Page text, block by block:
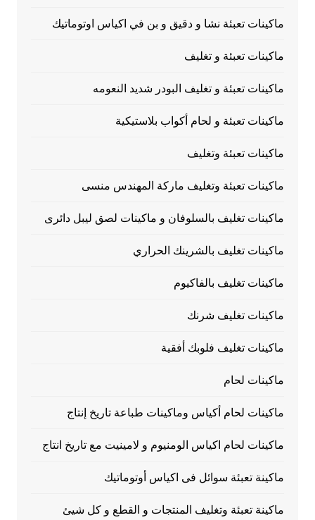
ماكينات تعبئة نشا و دقيق و بن في اكياس اوتوماتيك
ماكينات تعبئة و تغليف
ماكينات تعبئة و تغليف البودر شديد النعومه
ماكينات تعبئة و لحام أكواب بلاستيكية
ماكينات تعبئة وتغليف
ماكينات تعبئة وتغليف ماركة المهندس منسى
ماكينات تغليف بالسلوفان و ماكينات لصق ليبل دائرى
ماكينات تغليف بالشرينك الحراري
ماكينات تغليف بالفاكيوم
ماكينات تغليف شرنك
ماكينات تغليف فلوبك أفقية
ماكينات لحام
ماكينات لحام أكياس وماكينات طباعة تاريخ إنتاج
ماكينات لحام اكياس الومنيوم و لامينيت مع تاريخ انتاج
ماكينة تعبئة سوائل فى اكياس أوتوماتيك
ماكينة تعبئة وتغليف المنتجات و القطع و كل شيئ